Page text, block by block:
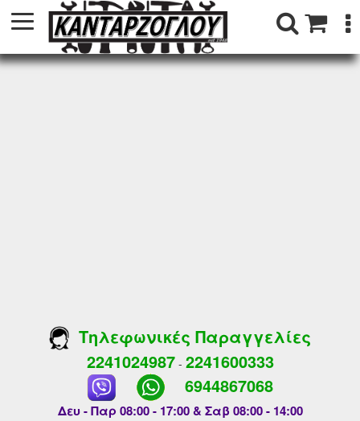
Τηλεφωνικές Παραγγελίες
2241024987- 2241600333
6944867068
Δευ - Παρ 08:00 - 17:00 & Σαβ 08:00 - 14:00